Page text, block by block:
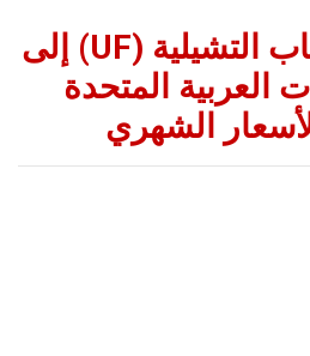
من وحدة الحساب التشيلية (UF) إلى
العربية المتحدة
الشهري